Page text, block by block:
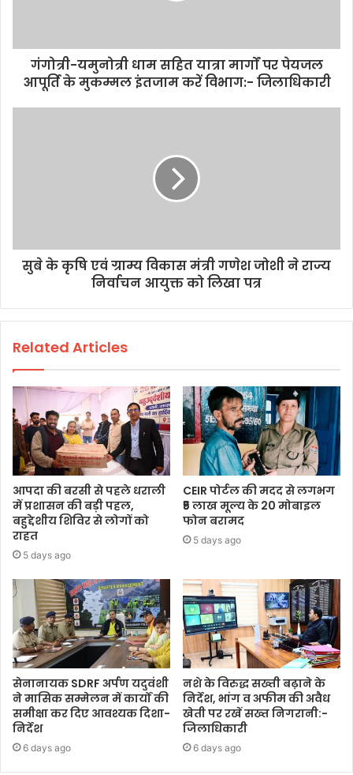
गंगोत्री-यमुनोत्री धाम सहित यात्रा मार्गों पर पेयजल
आपूर्ति के मुकम्मल इंतजाम करें विभाग:- जिलाधिकारी
सुबे के कृषि एवं ग्राम्य विकास मंत्री गणेश जोशी ने राज्य
निर्वाचन आयुक्त को लिखा पत्र
Related Articles
आपदा की बरसी से पहले धराली
में प्रशासन की बड़ी पहल,
बहुद्देशीय शिविर से लोगों को
राहत
5 days ago
CEIR पोर्टल की मदद से लगभग
₹5 लाख मूल्य के 20 मोबाइल
फोन बरामद
5 days ago
सेनानायक SDRF अर्पण यदुवंशी
ने मासिक सम्मेलन में कार्यों की
समीक्षा कर दिए आवश्यक दिशा-
निर्देश
6 days ago
नशे के विरुद्ध सख्ती बढ़ाने के
निर्देश, भांग व अफीम की अवैध
खेती पर रखें सख्त निगरानी:-
जिलाधिकारी
6 days ago